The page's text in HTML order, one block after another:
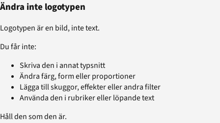
Ändra inte logotypen
Logotypen är en bild, inte text.
Du får inte:
Skriva den i annat typsnitt
Ändra färg, form eller proportioner
Lägga till skuggor, effekter eller andra filter
Använda den i rubriker eller löpande text
Håll den som den är.